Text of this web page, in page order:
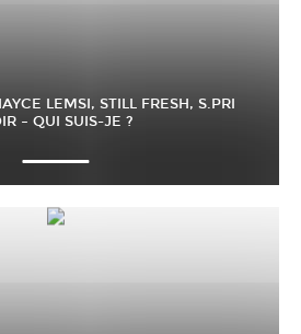
LEMSI, STILL FRESH, S.PRI
– QUI SUIS-JE ?